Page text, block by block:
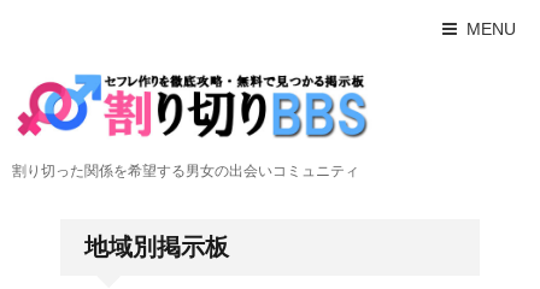
MENU
割り切った関係を希望する男女の出会いコミュニティ
地域別掲示板